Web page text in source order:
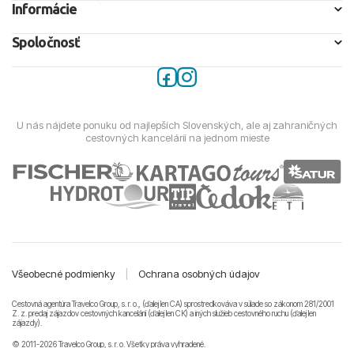
Informácie
Spoločnosť
U nás nájdete ponuku od najlepších Slovenských, ale aj zahraničných
cestovných kancelárií na jednom mieste
Všeobecné podmienky Ochrana osobných údajov
Cestovná agentúra Travelco Group, s. r. o., (ďalej len CA) sprostredkováva v súlade so zákonom 281/2001
Z. z. predaj zájazdov cestovných kancelárii (ďalej len CK) a iných služieb cestovného ruchu (ďalej len
zájazdy).
© 2011-2026 Travelco Group, s. r. o. Všetky práva vyhradené.